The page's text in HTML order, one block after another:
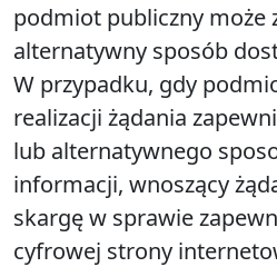
podmiot publiczny może
alternatywny sposób
W przypadku, gdy
realizacji żądania
lub alternatywnego
informacji, wnoszący
skargę w sprawie
cyfrowej strony